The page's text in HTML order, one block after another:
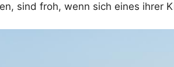
sind froh, wenn sich eines ihrer